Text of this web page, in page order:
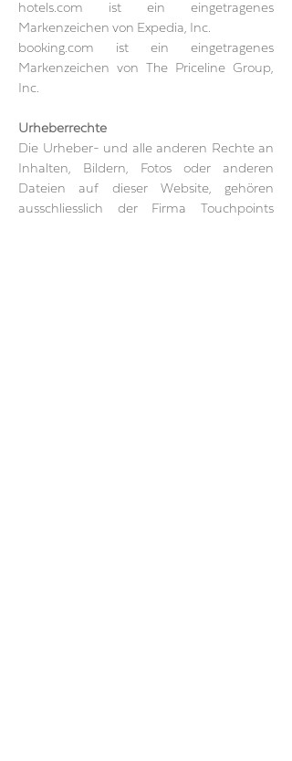
hotels.com ist ein eingetragenes
Markenzeichen von Expedia, Inc.
booking.com ist ein eingetragenes
Markenzeichen von The Priceline Group,
Inc.
Urheberrechte
Die Urheber- und alle anderen Rechte an
Inhalten, Bildern, Fotos oder anderen
Dateien auf dieser Website, gehören
ausschliesslich der Firma Touchpoints